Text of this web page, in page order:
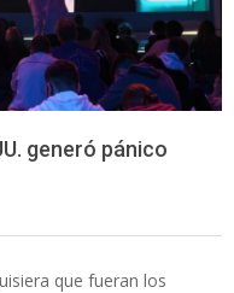
generó pánico
que fueran los